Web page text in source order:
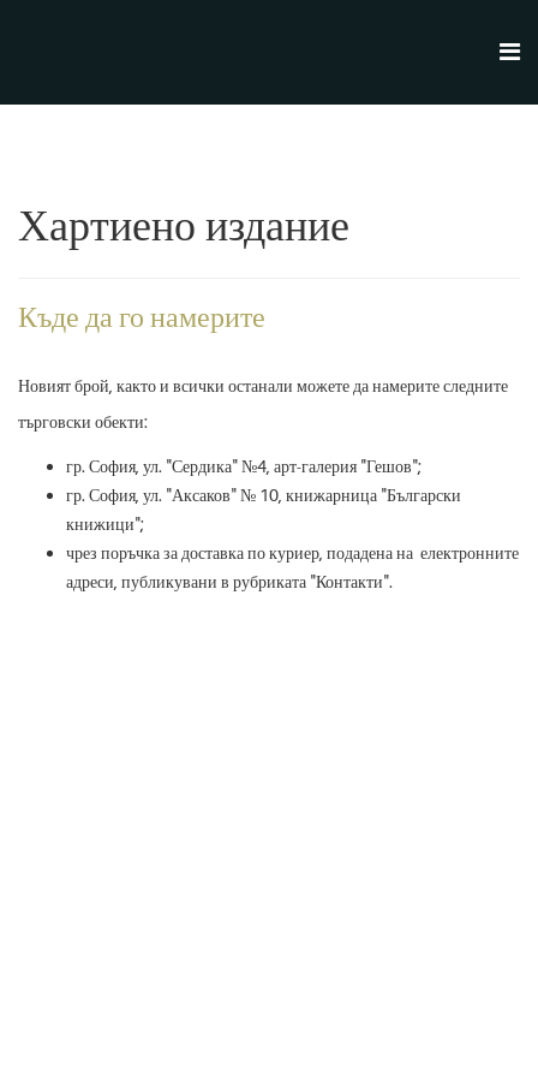
Хартиено издание
Къде да го намерите
Новият брой, както и всички останали можете да намерите следните
търговски обекти:
гр. София, ул. "Сердика" №4, арт-галерия "Гешов";
гр. София, ул. "Аксаков" № 10, книжарница "Български
книжици";
чрез поръчка за доставка по куриер, подадена на електронните
адреси, публикувани в рубриката "Контакти".